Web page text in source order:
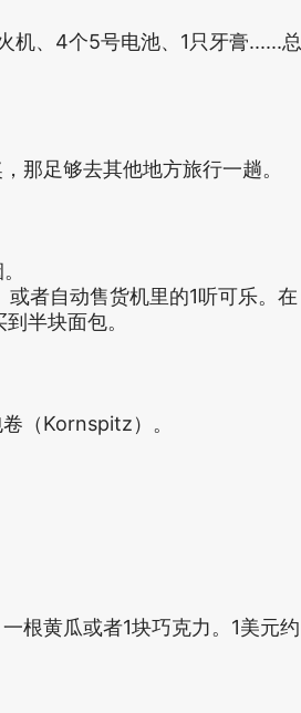
机、4个5号电池、1只牙膏......总
那足够去其他地方旅行一趟。
者自动售货机里的1听可乐。在
半块面包。
（Kornspitz）。
根黄瓜或者1块巧克力。1美元约